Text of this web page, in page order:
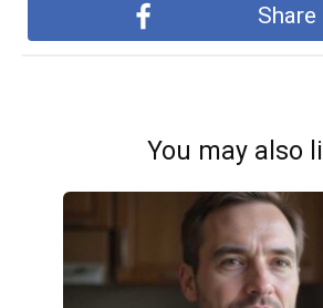
You may also